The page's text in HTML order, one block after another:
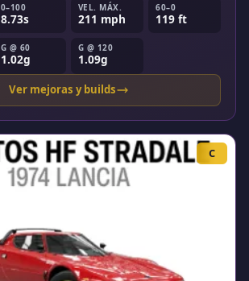
0–100
8.73s
VEL. MÁX.
211 mph
60–0
119 ft
G @ 60
1.02g
G @ 120
1.09g
Ver mejoras y builds
C